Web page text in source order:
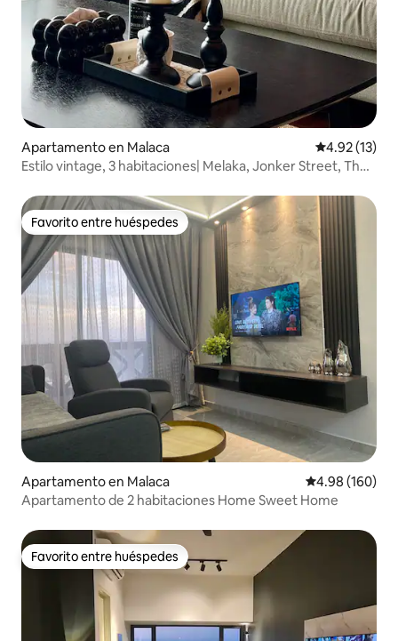
Apartamento en Malaca Calificación
4.92 (13)
Estilo vintage, 3 habitaciones| Melaka, Jonker Street, The
Favorito entre huéspedes
Favorito entre huéspedes
Apartamento en Malaca Calificación
4.98 (160)
Apartamento de 2 habitaciones Home Sweet Home
Favorito entre huéspedes
Favorito entre huéspedes